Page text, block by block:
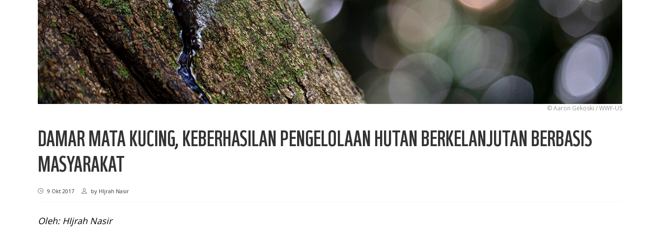
© Aaron Gekoski / WWF-US
DAMAR MATA KUCING, KEBERHASILAN PENGELOLAAN HUTAN BERKELANJUTAN BERBASIS
MASYARAKAT
9 Okt 2017 by HIjrah Nasir
Oleh: HIjrah Nasir